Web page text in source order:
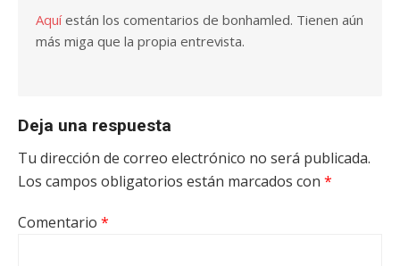
Aquíestán los comentarios de bonhamled. Tienen aún
más miga que la propia entrevista.
Deja una respuesta
Tu dirección de correo electrónico no será publicada.
Los campos obligatorios están marcados con *
Comentario *